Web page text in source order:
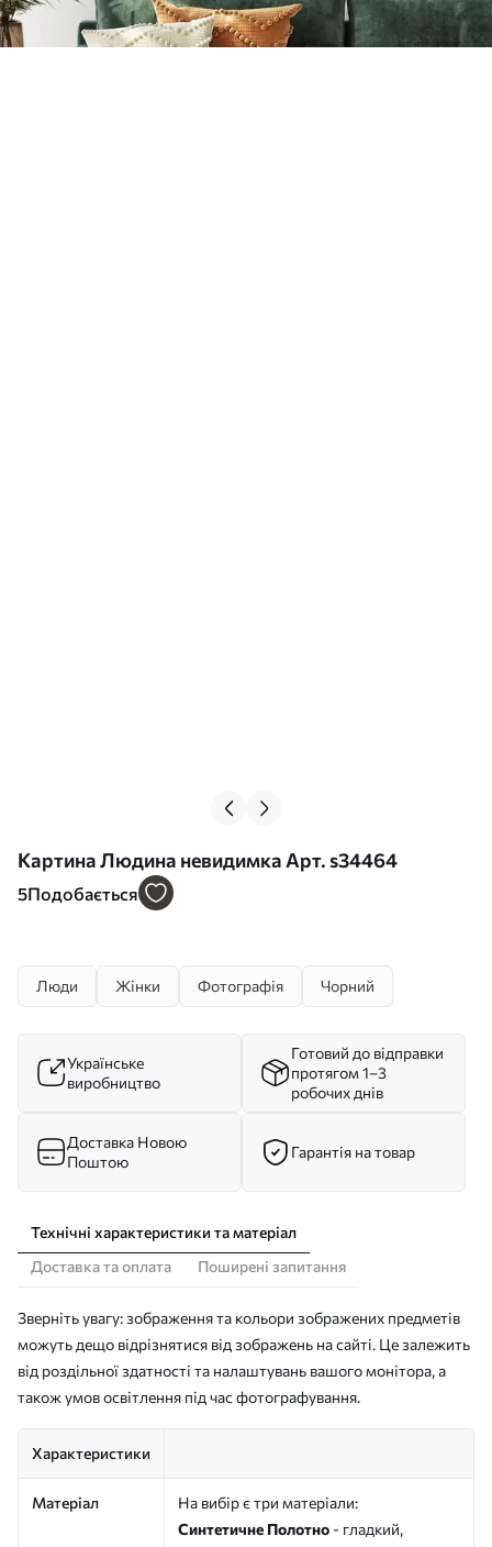
Картина Людина невидимка Арт. s34464
5Подобається
Люди Жінки Фотографія Чорний
Українське
виробництво
Готовий до відправки
протягом 1–3
робочих днів
Доставка Новою
Поштою
Гарантія на товар
Технічні характеристики та матеріал
Доставка та оплата
Поширені запитання
Зверніть увагу: зображення та кольори зображених предметів
можуть дещо відрізнятися від зображень на сайті. Це залежить
від роздільної здатності та налаштувань вашого монітора, а
також умов освітлення під час фотографування.
Характеристики
Матеріал
На вибір є три матеріали:
Синтетичне Полотно - гладкий,